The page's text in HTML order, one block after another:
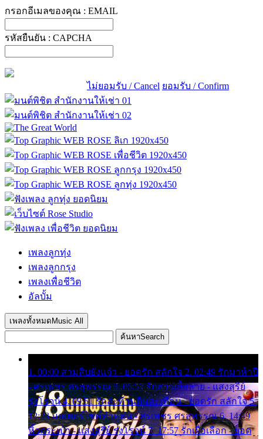
กรอกอีเมลของคุณ : EMAIL
รหัสยืนยัน : CAPCHA
ไม่ยอมรับ / Cancel ยอมรับ / Confirm
เพลงลูกทุ่ง
เพลงลูกกรุง
เพลงเพื่อชีวิต
อัลบั้ม
เพลงทั้งหมด Music All
ค้นหาSearch
1. 00:00 สามสิบยังแจ๋ว - ยอดรัก สลักใจ 2. 02:49 รักมาห้าปี
- ศรเพชร ศรสุพรรณ 3. 05:57 รักสาวเสื้อลาย - แสงสุรีย์
รุ่งโรจน์ 4. 09:51 รักสะท้านดินสะเทือน - ยอดรัก สลักใจ 5.
12:23 มอเตอร์ไซค์ทำหล่น - ศรเพชร ศรสุพรรณ 6. 14:49
หิ้วกระเป๋า - แสงสุรีย์ รุ่งโรจน์ 7. 17:57 รักเผื่อเลือก - ยอด